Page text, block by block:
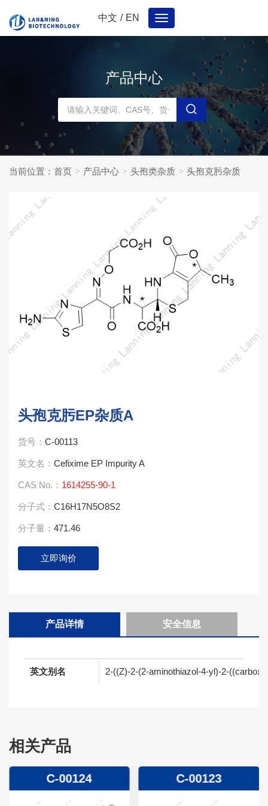
中文 / EN
Toggle
navigation
产品中心
当前位置： 首页 产品中心 头孢类杂质 头孢克肟杂质
头孢克肟EP杂质A
货号： C-00113
英文名： Cefixime EP Impurity A
CAS No.： 1614255-90-1
分子式： C16H17N5O8S2
分子量： 471.46
立即询价
产品详情 安全信息
英文别名 2-((Z)-2-(2-aminothiazol-4-yl)-2-
相关产品
C-00124 C-00123